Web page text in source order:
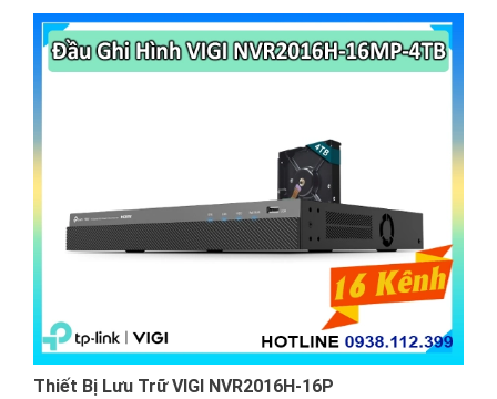
Thiết Bị Lưu Trữ VIGI NVR2016H-16P